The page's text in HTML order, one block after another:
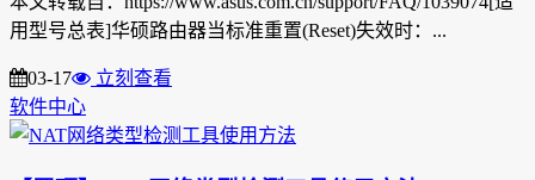
用型号总表]华硕路由器当标准重置(Reset)失效时：...
03-17
立刻查看
软件中心